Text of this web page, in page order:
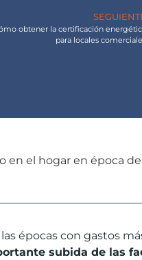
obtener la certificación
para locales
en el hogar en época
épocas con gastos
subida de las